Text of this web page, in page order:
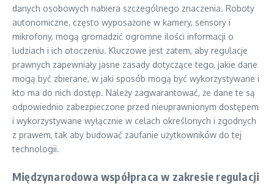
danych osobowych nabiera szczególnego znaczenia. Roboty
autonomiczne, często wyposażone w kamery, sensory i
mikrofony, mogą gromadzić ogromne ilości informacji o
ludziach i ich otoczeniu. Kluczowe jest zatem, aby regulacje
prawnych zapewniały jasne zasady dotyczące tego, jakie dane
mogą być zbierane, w jaki sposób mogą być wykorzystywane i
kto ma do nich dostęp. Należy zagwarantować, że dane te są
odpowiednio zabezpieczone przed nieuprawnionym dostępem
i wykorzystywane wyłącznie w celach określonych i zgodnych
z prawem, tak aby budować zaufanie użytkowników do tej
technologii.
Międzynarodowa współpraca w zakresie regulacji